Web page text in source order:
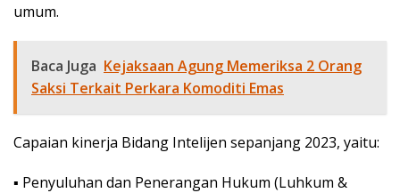
umum.
Baca Juga Kejaksaan Agung Memeriksa 2 Orang
Saksi Terkait Perkara Komoditi Emas
Capaian kinerja Bidang Intelijen sepanjang 2023, yaitu:
▪︎ Penyuluhan dan Penerangan Hukum (Luhkum &